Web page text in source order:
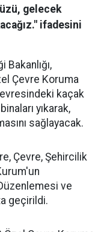
gelecek
ifadesini
Çevre Koruma
kaçak
yıkarak,
sağlayacak.
Çevre, Şehircilik
ve
geçirildi.